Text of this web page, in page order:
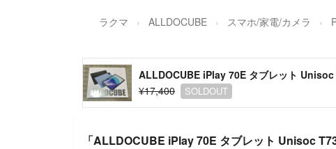
ラクマ ALLDOCUBE スマホ/家電/カメラ
ALLDOCUBE iPlay 70E タブレット
¥17,400
SOLDOUT
「ALLDOCUBE iPlay 70E タブレット Unisoc